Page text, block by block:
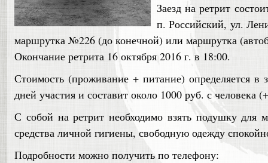
Заезд на ретрит
п. Российский, ул.
маршрутка №226 (до конечной) или маршрутка
Окончание ретрита 16 октября 2016 г. в 18:00.
Стоимость (проживание + питание) определяется в
дней участия и составит около 1000 руб. с человека
С собой на ретрит необходимо взять подушку для
средства личной гигиены, свободную одежду
Подробности можно получить по телефону: